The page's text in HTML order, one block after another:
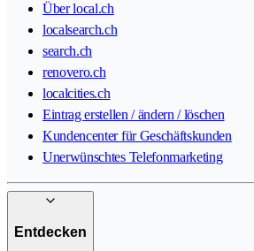
Über local.ch
localsearch.ch
search.ch
renovero.ch
localcities.ch
Eintrag erstellen / ändern / löschen
Kundencenter für Geschäftskunden
Unerwünschtes Telefonmarketing
Entdecken